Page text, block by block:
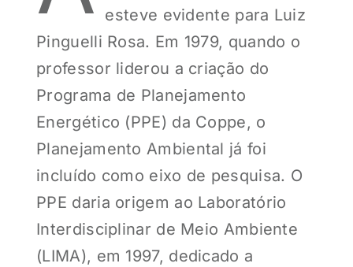
esteve evidente para Luiz
Pinguelli Rosa. Em 1979, quando o
professor liderou a criação do
Programa de Planejamento
Energético (PPE) da Coppe, o
Planejamento Ambiental já foi
incluído como eixo de pesquisa. O
PPE daria origem ao Laboratório
Interdisciplinar de Meio Ambiente
(LIMA), em 1997, dedicado a